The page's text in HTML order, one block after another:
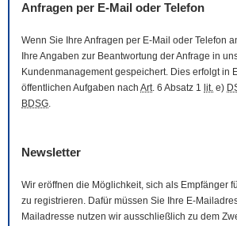
Anfragen per E-Mail oder Telefon
Wenn Sie Ihre Anfragen per E-Mail oder Telefon
Ihre Angaben zur Beantwortung der Anfrage in
Kundenmanagement gespeichert. Dies erfolgt in
öffentlichen Aufgaben nach Art. 6 Absatz 1 lit. e)
BDSG.
Newsletter
Wir eröffnen die Möglichkeit, sich als Empfänger
zu registrieren. Dafür müssen Sie Ihre E-Mail
Mail adresse nutzen wir ausschließlich zu dem